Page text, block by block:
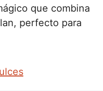
que combina
perfecto para